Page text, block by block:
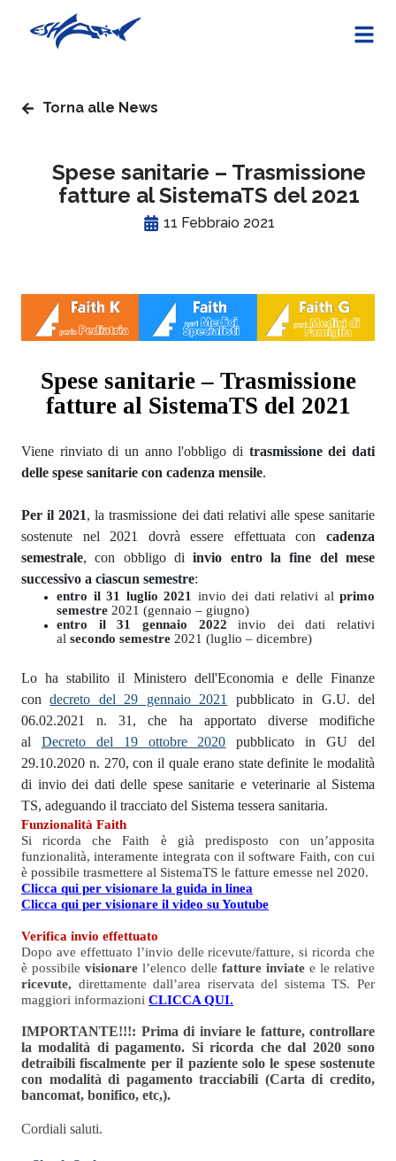
Torna alle News
Spese sanitarie – Trasmissione
fatture al SistemaTS del 2021
11 Febbraio 2021
Spese sanitarie – Trasmissione
fatture al SistemaTS del 2021
Viene rinviato di un anno l'obbligo di trasmissione dei dati
delle spese sanitarie con cadenza mensile.
Per il 2021, la trasmissione dei dati relativi alle spese sanitarie
sostenute nel 2021 dovrà essere effettuata con cadenza
semestrale, con obbligo di invio entro la fine del mese
successivo a ciascun semestre:
entro il 31 luglio 2021 invio dei dati relativi al primo
semestre 2021 (gennaio – giugno)
entro il 31 gennaio 2022 invio dei dati relativi
al secondo semestre 2021 (luglio – dicembre)
Lo ha stabilito il Ministero dell'Economia e delle Finanze
condecreto del 29 gennaio 2021
pubblicato in G.U. del
06.02.2021 n. 31, che ha apportato diverse modifiche
al Decreto del 19 ottobre 2020 pubblicato in GU del
29.10.2020 n. 270, con il quale erano state definite le modalità
di invio dei dati delle spese sanitarie e veterinarie al Sistema
TS, adeguando il tracciato del Sistema tessera sanitaria.
Funzionalità Faith
Si ricorda che Faith è già predisposto con un’apposita
funzionalità, interamente integrata con il software Faith, con cui
è possibile trasmettere al SistemaTS le fatture emesse nel 2020.
Clicca qui per visionare la guida in linea
Clicca qui per visionare il video su Youtube
Verifica invio effettuato
Dopo ave effettuato l’invio delle ricevute/fatture, si ricorda che
è possibile visionare l’elenco delle fatture inviate e le relative
ricevute, direttamente dall’area riservata del sistema TS. Per
maggiori informazioni CLICCA QUI.
IMPORTANTE!!!: Prima di inviare le fatture, controllare
la modalità di pagamento. Si ricorda che dal 2020 sono
detraibili fiscalmente per il paziente solo le spese sostenute
con modalità di pagamento tracciabili (Carta di credito,
bancomat, bonifico, etc,).
Cordiali saluti.